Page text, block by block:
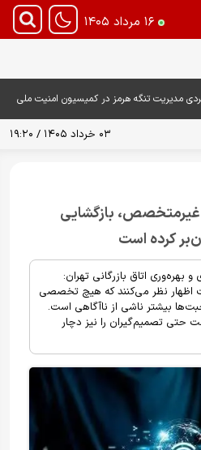
۱۶ مرداد ۱۴۰۵
مدیریت تنگه هرمز در کمیسیون امنیت ملی
۰۳ خرداد ۱۴۰۵ / ۱۹:۲۰
بازگشایی
کرده است
اتاق بازرگانی تهران:
اظهار نظر می‌کنند که هیچ تخصصی
بیشتر ناشی از ناآگاهی است.
حتی تصمیم‌گیران را نیز دچار